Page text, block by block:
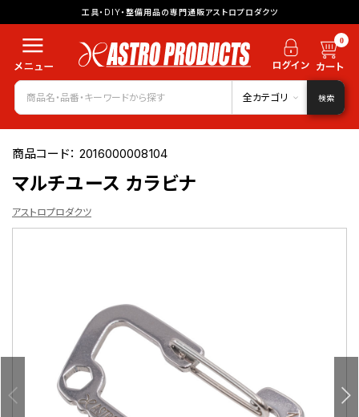
工具・DIY・整備用品の専門通販アストロプロダクツ
0
全カテゴリ 検索
商品コード：2016000008104
マルチユース カラビナ
アストロプロダクツ